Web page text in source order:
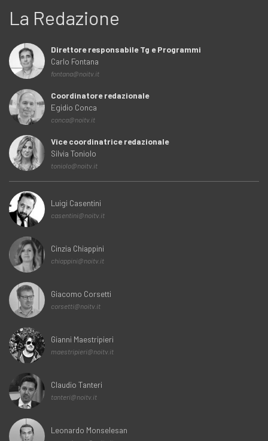
La Redazione
Direttore responsabile Tg e Programmi
Carlo Fontana
fontana@noitv.it
Coordinatore redazionale
Egidio Conca
conca@noitv.it
Vice coordinatrice redazionale
Silvia Toniolo
toniolo@noitv.it
Luigi Casentini
casentini@noitv.it
Cinzia Chiappini
chiappini@noitv.it
Giacomo Corsetti
corsetti@noitv.it
Gianni Maestripieri
maestripieri@noitv.it
Claudio Tanteri
tanteri@noitv.it
Leonardo Monselesan